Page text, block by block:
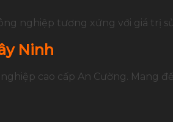
nghiệp tương xứng với giá trị
Ninh
cao cấp An Cường. Mang